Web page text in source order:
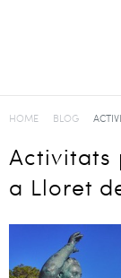
HOME BLOG
Activitats
a Lloret